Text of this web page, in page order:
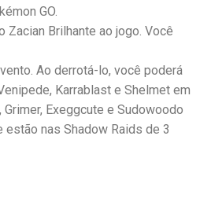
GO.
Zacian Brilhante ao jogo. Você
Ao derrotá-lo, você poderá
Karrablast e Shelmet em
Exeggcute e Sudowoodo
nas Shadow Raids de 3